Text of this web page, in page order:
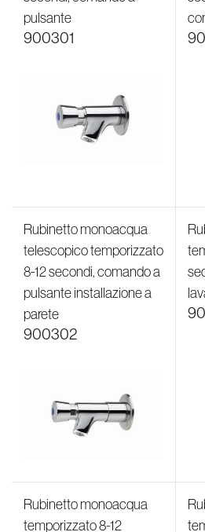
Categorie
pulsante
900301
Rubinetto monoacqua
telescopico temporizzato
8-12 secondi, comando a
pulsante installazione a
parete
900302
Rubinetto monoacqua
temporizzato 8-12